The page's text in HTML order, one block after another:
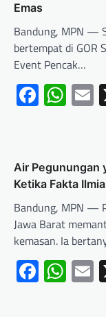
Emas
Bandung, MPN —
bertempat di GOR
Event Pencak…
Air Pegunungan
Ketika Fakta
Bandung, MPN —
Jawa Barat
kemasan. Ia